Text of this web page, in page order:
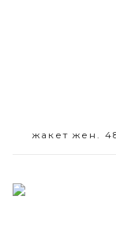
жакет жен.